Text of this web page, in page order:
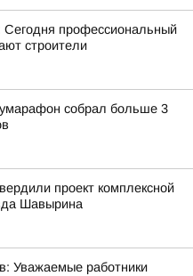
профессиональный
строители
собрал больше 3
проект комплексной
Шавырина
Уважаемые работники